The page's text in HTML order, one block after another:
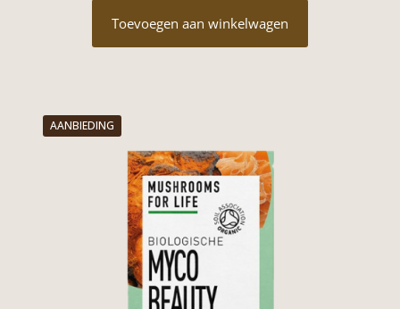
Toevoegen aan winkelwagen
AANBIEDING